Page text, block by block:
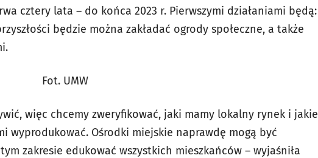
cztery lata – do końca 2023 r. Pierwszymi działaniami będą:
będzie można zakładać ogrody społeczne, a także
Fot. UMW
więc chcemy zweryfikować, jaki mamy lokalny rynek i jakie
wyprodukować. Ośrodki miejskie naprawdę mogą być
zakresie edukować wszystkich mieszkańców – wyjaśniła